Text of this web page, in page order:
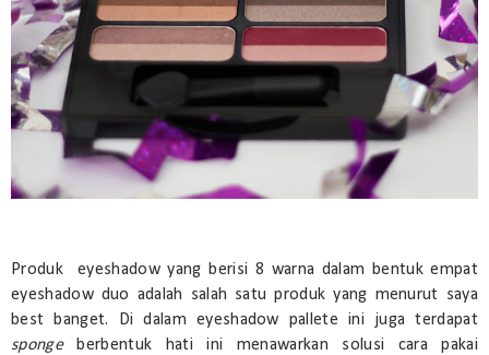
Produk eyeshadow yang berisi 8 warna dalam bentuk empat
eyeshadow duo adalah salah satu produk yang menurut saya
best banget. Di dalam eyeshadow pallete ini juga terdapat
spongeberbentuk hati ini menawarkan solusi cara pakai